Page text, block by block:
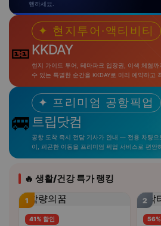
행하세요.
🎫
✦ 현지투어·액티비티
KKDAY
현지 가이드 투어, 테마파크 입장권, 이색 체험
수 있는 특별한 순간을 KKDAY로 미리 예약하고
🚐
✦ 프리미엄 공항픽업
트립닷컴
공항 도착 즉시 전담 기사가 안내 — 전용 차량으
이, 피곤한 이동을 프리미엄 픽업 서비스로 편안
🔥 생활/건강 특가 랭킹
1
41% 할인
2
56%